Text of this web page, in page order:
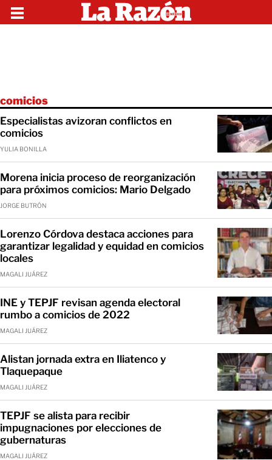
comicios
Especialistas avizoran conflictos en
comicios
YULIA BONILLA
Morena inicia proceso de reorganización
para próximos comicios: Mario Delgado
JORGE BUTRÓN
Lorenzo Córdova destaca acciones para
garantizar legalidad y equidad en comicios
locales
MAGALI JUÁREZ
INE y TEPJF revisan agenda electoral
rumbo a comicios de 2022
MAGALI JUÁREZ
Alistan jornada extra en Iliatenco y
Tlaquepaque
MAGALI JUÁREZ
TEPJF se alista para recibir
impugnaciones por elecciones de
gubernaturas
MAGALI JUÁREZ